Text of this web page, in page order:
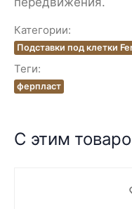
Категории:
Подставки под клетки
Теги:
ферпласт
С этим